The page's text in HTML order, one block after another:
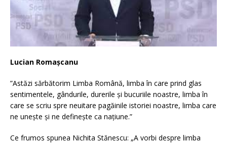
Lucian Romașcanu
”Astăzi sărbătorim Limba Română, limba în care prind glas
sentimentele, gândurile, durerile și bucuriile noastre, limba în
care se scriu spre neuitare pagăinile istoriei noastre, limba care
ne unește și ne definește ca națiune.”
Ce frumos spunea Nichita Stănescu: „A vorbi despre limba